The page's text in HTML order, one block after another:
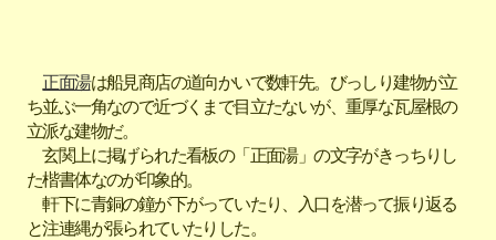
正面湯は船見商店の道向かいで数軒先。びっしり建物が立
ち並ぶ一角なので近づくまで目立たないが、重厚な瓦屋根の
立派な建物だ。
玄関上に掲げられた看板の「正面湯」の文字がきっちりし
た楷書体なのが印象的。
軒下に青銅の鐘が下がっていたり、入口を潜って振り返る
と注連縄が張られていたりした。